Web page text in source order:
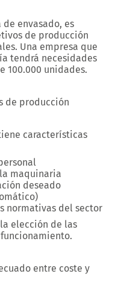
envasado, es
de producción
Una empresa que
tendrá necesidades
100.000 unidades.
de producción
características
maquinaria
deseado
normativas del sector
elección de las
entre coste y